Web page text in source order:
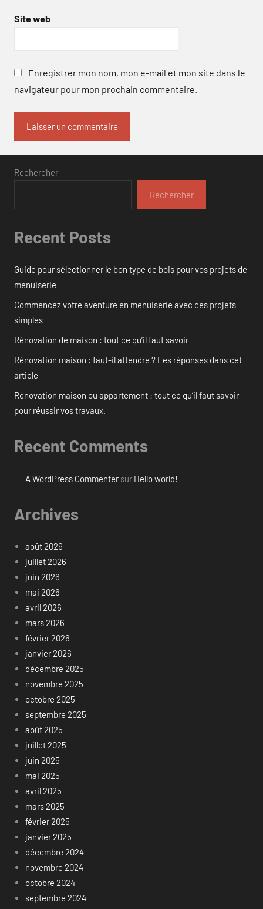
Site web
Enregistrer mon nom, mon e-mail et mon site dans le
navigateur pour mon prochain commentaire.
Rechercher
Rechercher
Recent Posts
Guide pour sélectionner le bon type de bois pour vos projets de
menuiserie
Commencez votre aventure en menuiserie avec ces projets
simples
Rénovation de maison : tout ce qu’il faut savoir
Rénovation maison : faut-il attendre ? Les réponses dans cet
article
Rénovation maison ou appartement : tout ce qu’il faut savoir
pour réussir vos travaux.
Recent Comments
A WordPress Commentersur Hello world!
Archives
août 2026
juillet 2026
juin 2026
mai 2026
avril 2026
mars 2026
février 2026
janvier 2026
décembre 2025
novembre 2025
octobre 2025
septembre 2025
août 2025
juillet 2025
juin 2025
mai 2025
avril 2025
mars 2025
février 2025
janvier 2025
décembre 2024
novembre 2024
octobre 2024
septembre 2024